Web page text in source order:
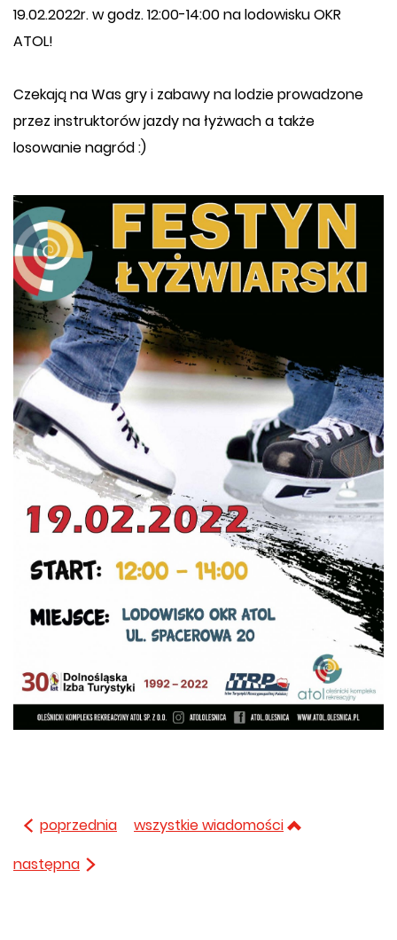
19.02.2022r. w godz. 12:00-14:00 na lodowisku OKR
ATOL!
Czekają na Was gry i zabawy na lodzie prowadzone
przez instruktorów jazdy na łyżwach a także
losowanie nagród :)
poprzednia
wszystkie wiadomości
następna